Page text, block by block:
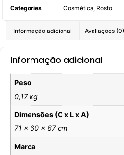
Categories
Cosmética, Rosto
Informação adicional Avaliações (0)
Informação adicional
Peso
0,17 kg
Dimensões (C x L x A)
71 × 60 × 67 cm
Marca